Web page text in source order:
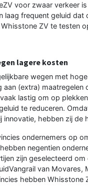
voor zwaar verkeer
laag frequent geluid
ZV te testen
lagere kosten
wegen met
(extra) maatregelen
lastig om op
te reduceren.
hebben zij de
ondernemers op
negentien
zijn geselecteerd
van Movares,
hebben Whisstone